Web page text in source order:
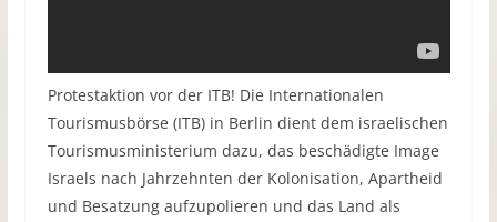
Protestaktion vor der ITB! Die Internationalen
Tourismusbörse (ITB) in Berlin dient dem israelischen
Tourismusministerium dazu, das beschädigte Image
Israels nach Jahrzehnten der Kolonisation, Apartheid
und Besatzung aufzupolieren und das Land als